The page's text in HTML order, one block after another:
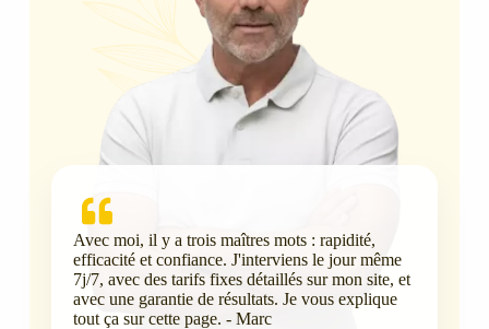
Avec moi, il y a trois maîtres mots : rapidité,
efficacité et confiance. J'interviens le jour même
7j/7, avec des tarifs fixes détaillés sur mon site, et
avec une garantie de résultats. Je vous explique
tout ça sur cette page. - Marc